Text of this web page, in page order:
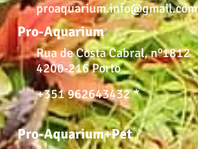
proaquarium.info@gmail.com
Pro-Aquarium
Rua de Costa Cabral, nº1812
4200-216 Porto
+351 962643432 *
Pro-Aquarium+Pet